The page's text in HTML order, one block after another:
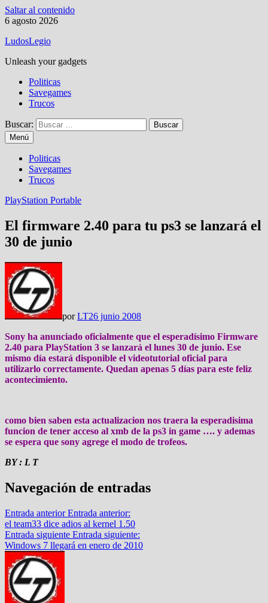
Saltar al contenido
6 agosto 2026
LudosLegio
Unleash your gadgets
Politicas
Savegames
Trucos
Buscar:
Menú
Politicas
Savegames
Trucos
PlayStation Portable
El firmware 2.40 para tu ps3 se lanzará el
30 de junio
porLT26 junio 2008
Sony ha anunciado oficialmente que el esperadísimo Firmware
2.40 para PlayStation 3 se lanzará el lunes 30 de junio. Ese
mismo día estará disponible el videotutorial oficial para
utilizarlo correctamente. Quedan apenas 5 días para este feliz
acontecimiento.
como bien saben esta actualizacion nos traera la esperadisima
funcion de tener acceso al xmb de la ps3 in game …. y ademas
se espera que sony agrege el modo de trofeos.
BY : L T
Navegación de entradas
Entrada anterior Entrada anterior:
el team33 dice adios al kernel 1.50
Entrada siguiente Entrada siguiente:
Windows 7 llegará en enero de 2010